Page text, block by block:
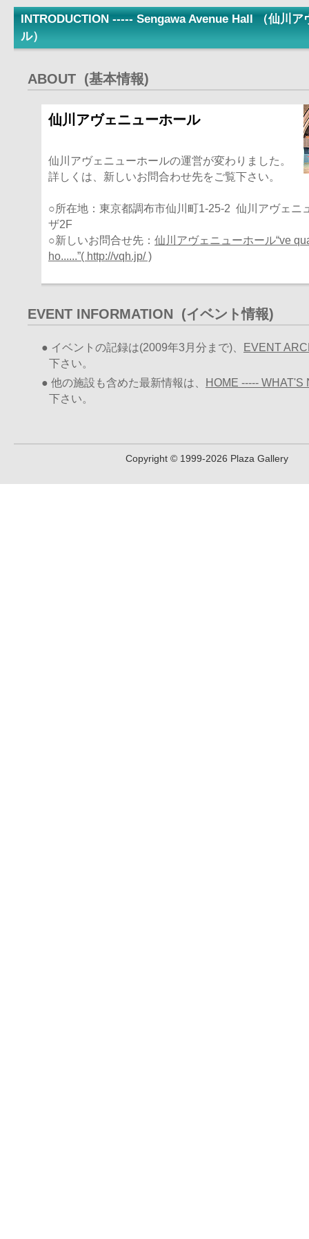
INTRODUCTION ----- Sengawa Avenue Hall （仙川ア
ル）
ABOUT (基本情報)
仙川アヴェニューホール
仙川アヴェニューホールの運営が変わりました。
詳しくは、新しいお問合わせ先をご覧下さい。
○所在地：東京都調布市仙川町1-25-2 仙川アヴェニ
ザ2F
○新しいお問合せ先： 仙川アヴェニューホール“ve
ho......”( http://vqh.jp/ )
EVENT INFORMATION (イベント情報)
● イベントの記録は(2009年3月分まで)、
EVENT
下さい。
● 他の施設も含めた最新情報は、
HOME ----- WHAT'S
下さい。
Copyright © 1999-2026 Plaza Gallery